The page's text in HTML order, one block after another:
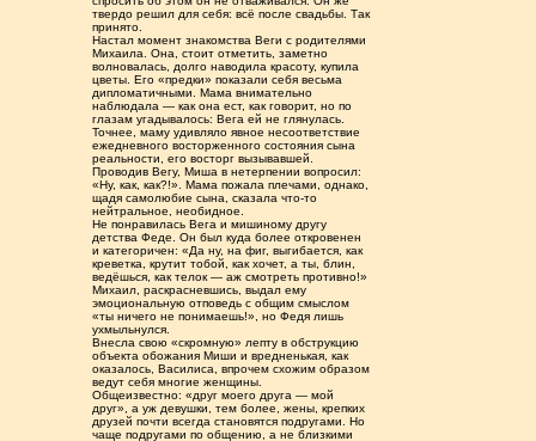
твердо решил для себя: всё после свадьбы. Так
принято.
Настал момент знакомства Веги с родителями
Михаила. Она, стоит отметить, заметно
волновалась, долго наводила красоту, купила
цветы. Его «предки» показали себя весьма
дипломатичными. Мама внимательно
наблюдала — как она ест, как говорит, но по
глазам угадывалось: Вега ей не глянулась.
Точнее, маму удивляло явное несоответствие
ежедневного восторженного состояния сына
реальности, его восторг вызывавшей.
Проводив Вегу, Миша в нетерпении вопросил:
«Ну, как, как?!». Мама пожала плечами, однако,
щадя самолюбие сына, сказала что-то
нейтральное, необидное.
Не понравилась Вега и мишиному другу
детства Феде. Он был куда более откровенен
и категоричен: «Да ну, на фиг, выгибается, как
креветка, крутит тобой, как хочет, а ты, блин,
ведёшься, как телок — аж смотреть противно!»
Михаил, раскрасневшись, выдал ему
эмоциональную отповедь с общим смыслом
«ты ничего не понимаешь!», но Федя лишь
ухмыльнулся.
Внесла свою «скромную» лепту в обструкцию
объекта обожания Миши и вредненькая, как
оказалось, Василиса, впрочем схожим образом
ведут себя многие женщины.
Общеизвестно: «друг моего друга — мой
друг», а уж девушки, тем более, жены, крепких
друзей почти всегда становятся подругами. Но
чаще подругами по общению, а не близкими